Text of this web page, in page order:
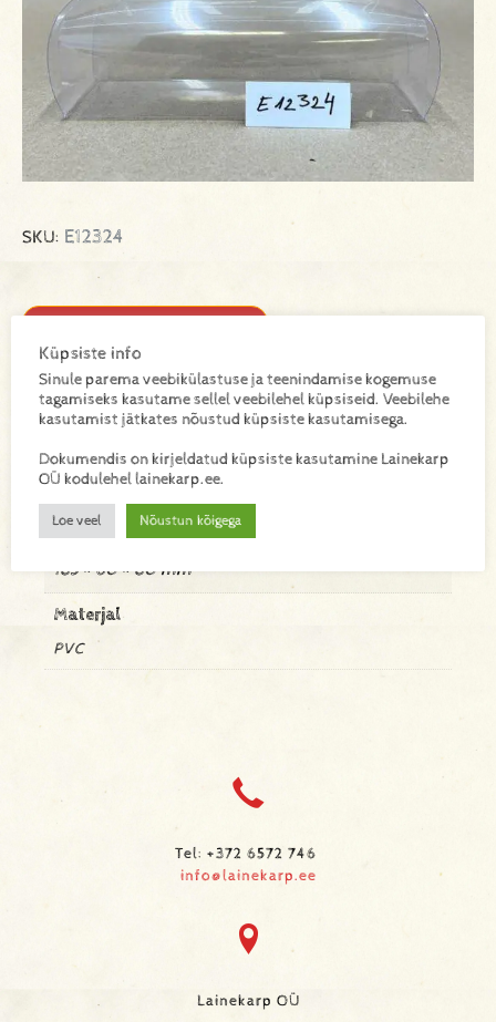
SKU: E12324
Lisainfo
Kaal
0,02 kg
Mõõtmed
185 × 60 × 80 mm
Materjal
PVC
Küpsiste info
Sinule parema veebikülastuse ja teenindamise kogemuse
tagamiseks kasutame sellel veebilehel küpsiseid. Veebilehe
kasutamist jätkates nõustud küpsiste kasutamisega.
Dokumendis on kirjeldatud küpsiste kasutamine Lainekarp
OÜ kodulehel lainekarp.ee.
Loe veel Nõustun kõigega
Tel: +372 6572 746
info@lainekarp.ee
Lainekarp OÜ